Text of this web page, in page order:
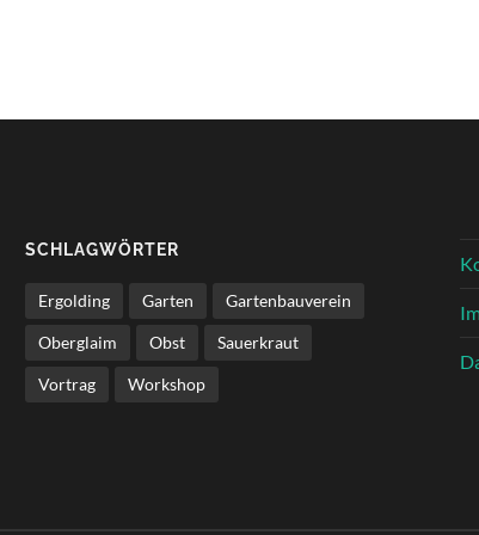
SCHLAGWÖRTER
Ergolding Garten Gartenbauverein
Oberglaim Obst Sauerkraut
Vortrag Workshop